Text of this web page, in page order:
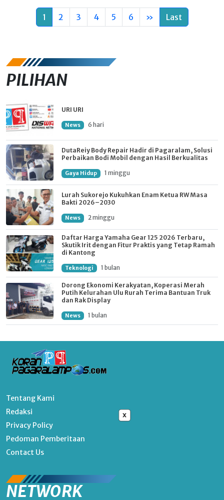
1 2 3 4 5 6 » Last
PILIHAN
URI URI
News 6 hari
DutaReiy Body Repair Hadir di Pagaralam, Solusi
Perbaikan Bodi Mobil dengan Hasil Berkualitas
Gaya Hidup 1 minggu
Lurah Sukorejo Kukuhkan Enam Ketua RW Masa
Bakti 2026–2030
News 2 minggu
Daftar Harga Yamaha Gear 125 2026 Terbaru,
Skutik Irit dengan Fitur Praktis yang Tetap Ramah
di Kantong
Teknologi 1 bulan
Dorong Ekonomi Kerakyatan, Koperasi Merah
Putih Kelurahan Ulu Rurah Terima Bantuan Truk
dan Rak Display
News 1 bulan
x
Tentang Kami
Redaksi
Privacy Policy
Pedoman Pemberitaan
Contact Us
NETWORK